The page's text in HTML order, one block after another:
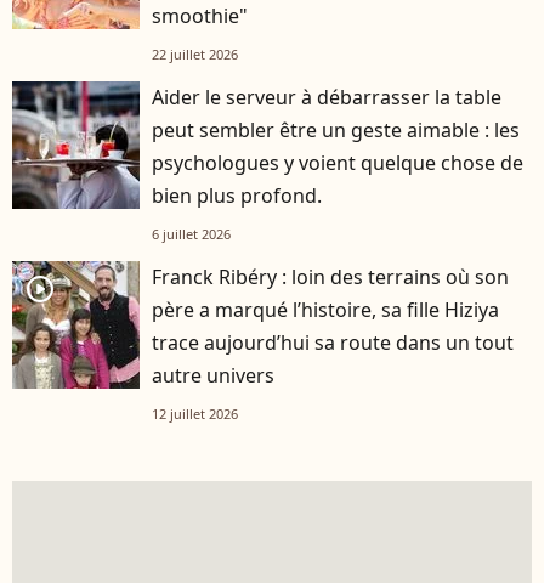
smoothie"
22 juillet 2026
Aider le serveur à débarrasser la table
peut sembler être un geste aimable : les
psychologues y voient quelque chose de
bien plus profond.
6 juillet 2026
player2
Franck Ribéry : loin des terrains où son
père a marqué l’histoire, sa fille Hiziya
trace aujourd’hui sa route dans un tout
autre univers
12 juillet 2026